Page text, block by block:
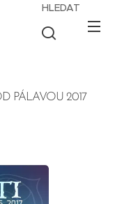
HLEDAT
PÁLAVOU 2017